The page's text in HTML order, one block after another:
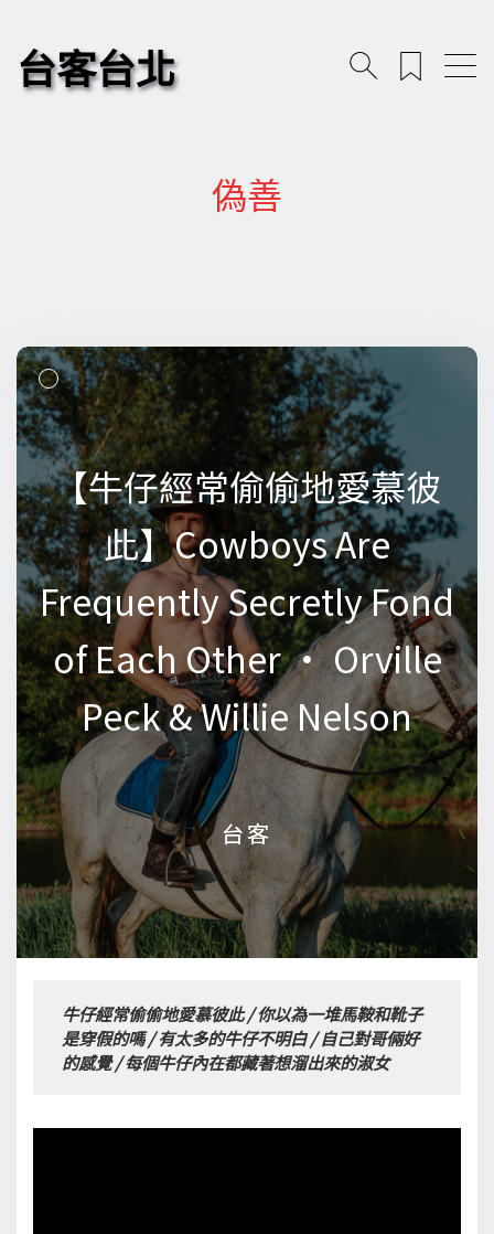
台客台北
偽善
【牛仔經常偷偷地愛慕彼
此】Cowboys Are
Frequently Secretly Fond
of Each Other • Orville
Peck & Willie Nelson
台客
【牛仔經常偷偷地愛慕彼
此】Cowboys Are
Frequently Secretly Fond
of Each Other • Orville
Peck & Willie Nelson
台客
牛仔經常偷偷地愛慕彼此 / 你以為一堆馬鞍和靴子
是穿假的嗎 / 有太多的牛仔不明白 / 自己對哥倆好
的感覺 / 每個牛仔內在都藏著想溜出來的淑女